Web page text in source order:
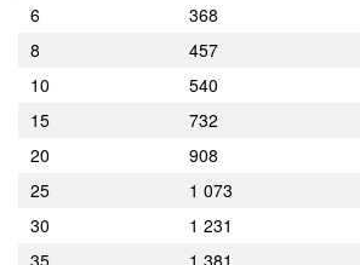
6
368
8
457
10
540
15
732
20
908
25
1 073
30
1 231
35
1 381